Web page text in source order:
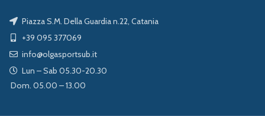
Piazza S.M. Della Guardia n.22, Catania
+39 095 377069
info@olgasportsub.it
Lun – Sab 05.30-20.30
Dom. 05.00 – 13.00